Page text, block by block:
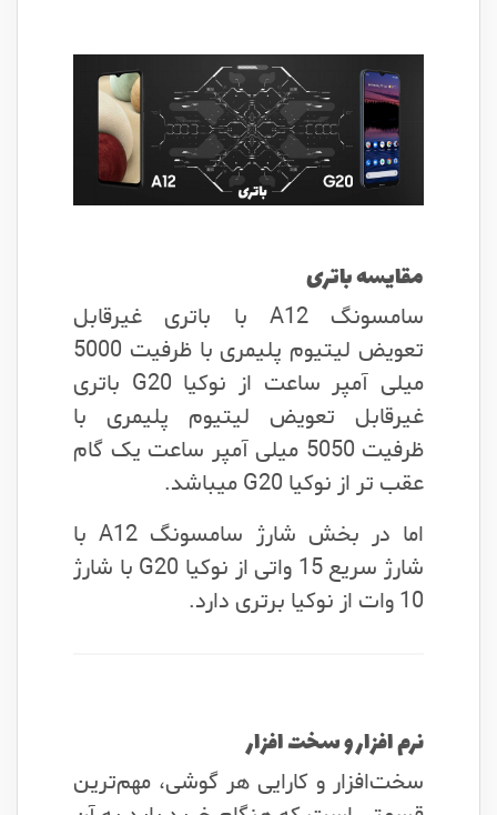
مقایسه باتری
سامسونگ A12 با باتری غیرقابل
تعویض لیتیوم پلیمری با ظرفیت 5000
میلی آمپر ساعت از نوکیا G20 باتری
غیرقابل تعویض لیتیوم پلیمری با
ظرفیت 5050 میلی آمپر ساعت یک گام
عقب تر از نوکیا G20 میباشد.
اما در بخش شارژ سامسونگ A12 با
شارژ سریع 15 واتی از نوکیا G20 با شارژ
10 وات از نوکیا برتری دارد.
نرم افزار و سخت افزار
سخت‌افزار و کارایی هر گوشی، مهم‌ترین